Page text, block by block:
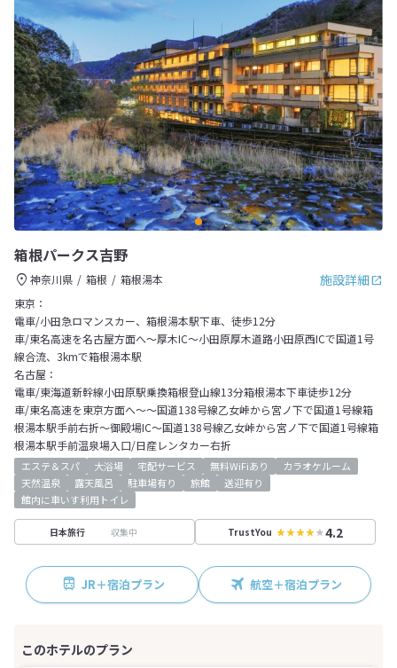
箱根パークス吉野
施設詳細
神奈川県 箱根
箱根湯本
東京：
電車/小田急ロマンスカー、箱根湯本駅下車、徒歩12分
車/東名高速を名古屋方面へ～厚木IC～小田原厚木道路小田原西ICで国道1号
線合流、3kmで箱根湯本駅
名古屋：
電車/東海道新幹線小田原駅乗換箱根登山線13分箱根湯本下車徒歩12分
車/東名高速を東京方面へ～～国道138号線乙女峠から宮ノ下で国道1号線箱
根湯本駅手前右折～御殿場IC～国道138号線乙女峠から宮ノ下で国道1号線箱
根湯本駅手前温泉場入口/日産レンタカー右折
エステ＆スパ 大浴場 宅配サービス 無料WiFiあり
カラオケルーム
天然温泉
露天風呂 駐車場有り 旅館
送迎有り
館内に車いす利用トイレ
日本旅行 収集中 TrustYou 4.2
JR＋宿泊プラン 航空＋宿泊プラン